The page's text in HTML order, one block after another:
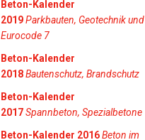
Beton-Kalender
2019Parkbauten, Geotechnik und
Eurocode 7
Beton-Kalender
2018Bautenschutz, Brandschutz
Beton-Kalender
2017Spannbeton, Spezialbetone
Beton-Kalender 2016Beton im